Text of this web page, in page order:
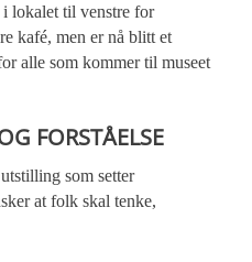
i lokalet til venstre for
kafé, men er nå blitt et
alle som kommer til museet
FORSTÅELSE
som setter
at folk skal tenke,